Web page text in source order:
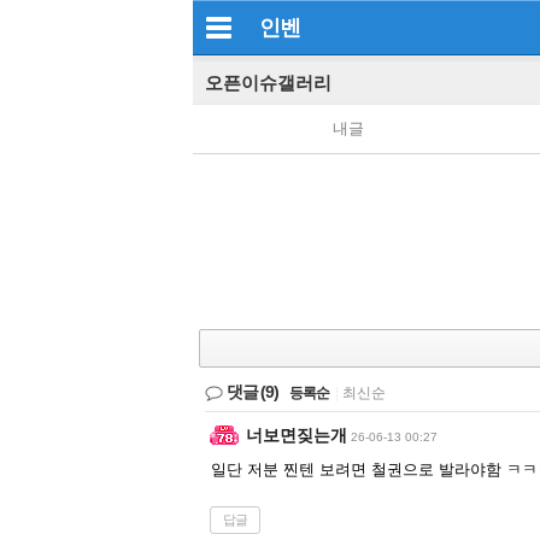
인벤
오픈이슈갤러리
내글
댓글(9) 등록순 최신순
너보면짖는개 26-06-13 00:27
일단 저분 찐텐 보려면 철권으로 발라야함 ㅋㅋ
답글